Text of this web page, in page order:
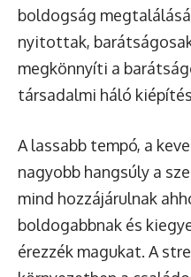
boldogság
nyitottak,
megkönnyíti a
társadalmi háló
A lassabb tempó, a
nagyobb hangsúly a
mind hozzájárulnak
boldogabbnak és
érezzék magukat. A